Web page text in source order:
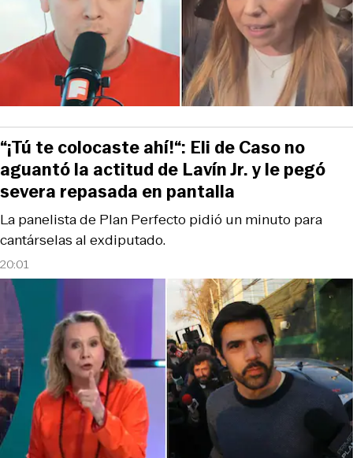
20:01
La panelista de Plan Perfecto pidió un minuto para
cantárselas al exdiputado.
“¡Tú te colocaste ahí!“: Eli de Caso no
aguantó la actitud de Lavín Jr. y le pegó
severa repasada en pantalla